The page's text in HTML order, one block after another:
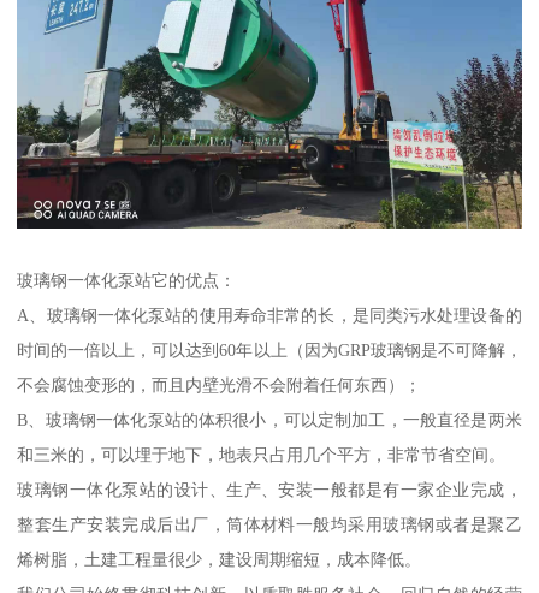
玻璃钢一体化泵站它的优点：
A、玻璃钢一体化泵站的使用寿命非常的长，是同类污水处理设备的
时间的一倍以上，可以达到60年以上（因为GRP玻璃钢是不可降解，
不会腐蚀变形的，而且内壁光滑不会附着任何东西）；
B、玻璃钢一体化泵站的体积很小，可以定制加工，一般直径是两米
和三米的，可以埋于地下，地表只占用几个平方，非常节省空间。
玻璃钢一体化泵站的设计、生产、安装一般都是有一家企业完成，
整套生产安装完成后出厂，筒体材料一般均采用玻璃钢或者是聚乙
烯树脂，土建工程量很少，建设周期缩短，成本降低。